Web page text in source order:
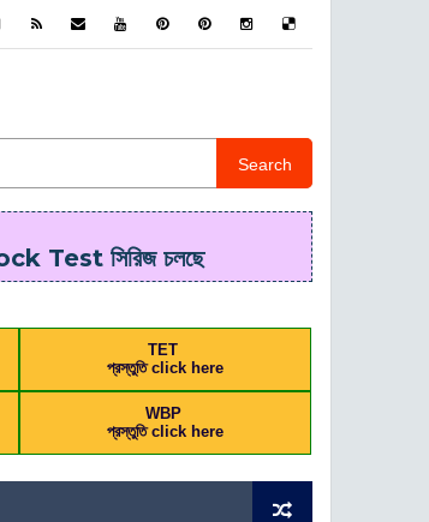
Search
Test সিরিজ চলছে
TET
প্রস্তুতি click here
WBP
প্রস্তুতি click here